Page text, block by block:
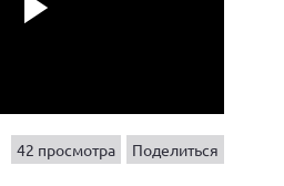
42 просмотра Поделиться